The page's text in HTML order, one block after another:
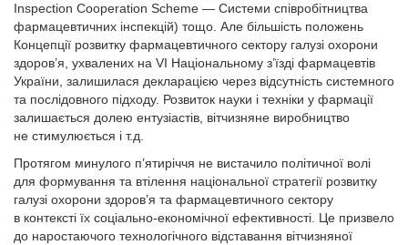
Inspection Cooperation Scheme — Системи співробітництва
фармацевтичних інспекцій) тощо. Але більшість положень
Концепції розвитку фармацевтичного сектору галузі охорони
здоров’я, ухвалених на VI Національному з’їзді фармацевтів
України, залишилася декларацією через відсутність системного
та послідовного підходу. Розвиток науки і техніки у фармації
залишається долею ентузіастів, вітчизняне виробництво
не стимулюється і т.д.
Протягом минулого п’ятиріччя не вистачило політичної волі
для формування та втілення національної стратегії розвитку
галузі охорони здоров’я та фармацевтичного сектору
в контексті їх соціально-економічної ефективності. Це призвело
до наростаючого технологічного відставання вітчизняної